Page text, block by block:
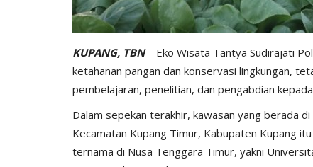
KUPANG, TBN– Eko Wisata Tantya Sudirajati
ketahanan pangan dan konservasi lingkungan,
pembelajaran, penelitian, dan pengabdian
Dalam sepekan terakhir, kawasan yang berada
Kecamatan Kupang Timur, Kabupaten Kupang
ternama di Nusa Tenggara Timur, yakni